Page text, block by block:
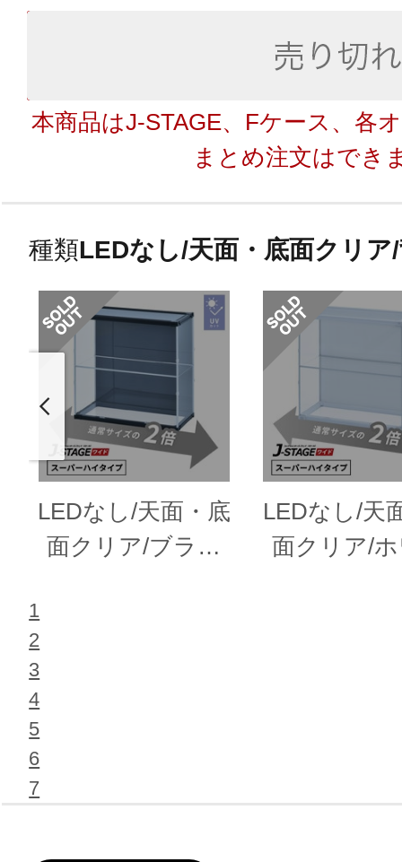
本商品はJ-STAGE、Fケース、各
まとめ注文はでき
種類LEDなし/天面・底面クリ
LEDなし/天面・底
面クリア/ブラッ
LEDなし/天
面クリア/
1
2
3
4
5
6
7